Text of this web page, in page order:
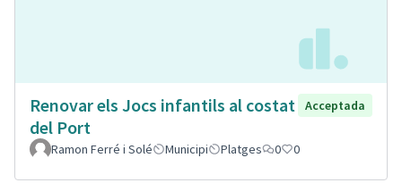
Renovar els Jocs infantils al costat
del Port
Acceptada
Ramon Ferré i Solé Municipi Platges 0 0